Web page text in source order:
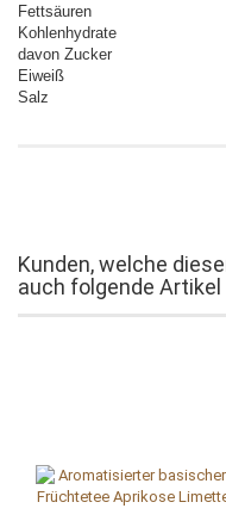
Fettsäuren
Kohlenhydrate
davon Zucker
Eiweiß
Salz
Kunden, welche
auch folgende